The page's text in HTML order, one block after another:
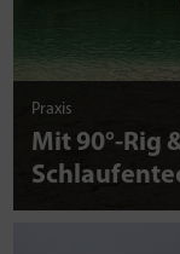
Praxis
Mit 90°-Rig